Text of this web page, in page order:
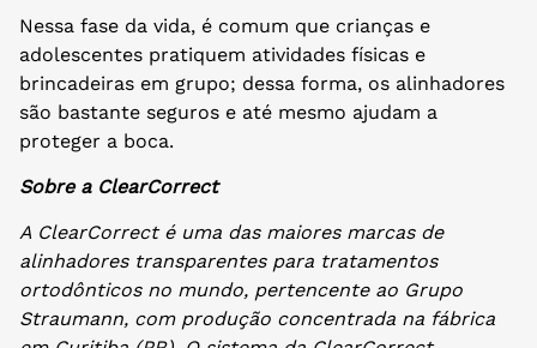
Nessa fase da vida, é comum que crianças e
adolescentes pratiquem atividades físicas e
brincadeiras em grupo; dessa forma, os alinhadores
são bastante seguros e até mesmo ajudam a
proteger a boca.
Sobre a ClearCorrect
A ClearCorrect é uma das maiores marcas de
alinhadores transparentes para tratamentos
ortodônticos no mundo, pertencente ao Grupo
Straumann, com produção concentrada na fábrica